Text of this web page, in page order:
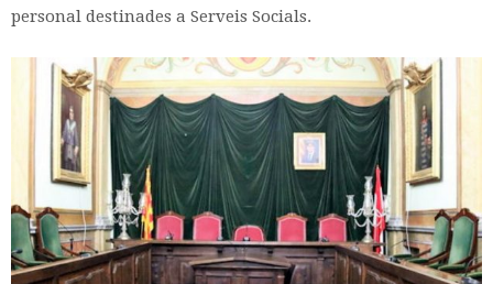
personal destinades a Serveis Socials.